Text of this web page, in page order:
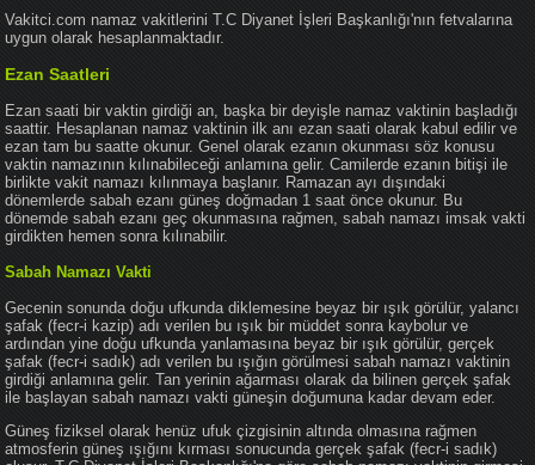
Vakitci.com namaz vakitlerini T.C Diyanet İşleri Başkanlığı'nın fetvalarına
uygun olarak hesaplanmaktadır.
Ezan Saatleri
Ezan saati bir vaktin girdiği an, başka bir deyişle namaz vaktinin başladığı
saattir. Hesaplanan namaz vaktinin ilk anı ezan saati olarak kabul edilir ve
ezan tam bu saatte okunur. Genel olarak ezanın okunması söz konusu
vaktin namazının kılınabileceği anlamına gelir. Camilerde ezanın bitişi ile
birlikte vakit namazı kılınmaya başlanır. Ramazan ayı dışındaki
dönemlerde sabah ezanı güneş doğmadan 1 saat önce okunur. Bu
dönemde sabah ezanı geç okunmasına rağmen, sabah namazı imsak vakti
girdikten hemen sonra kılınabilir.
Sabah Namazı Vakti
Gecenin sonunda doğu ufkunda diklemesine beyaz bir ışık görülür, yalancı
şafak (fecr-i kazip) adı verilen bu ışık bir müddet sonra kaybolur ve
ardından yine doğu ufkunda yanlamasına beyaz bir ışık görülür, gerçek
şafak (fecr-i sadık) adı verilen bu ışığın görülmesi sabah namazı vaktinin
girdiği anlamına gelir. Tan yerinin ağarması olarak da bilinen gerçek şafak
ile başlayan sabah namazı vakti güneşin doğumuna kadar devam eder.
Güneş fiziksel olarak henüz ufuk çizgisinin altında olmasına rağmen
atmosferin güneş ışığını kırması sonucunda gerçek şafak (fecr-i sadık)